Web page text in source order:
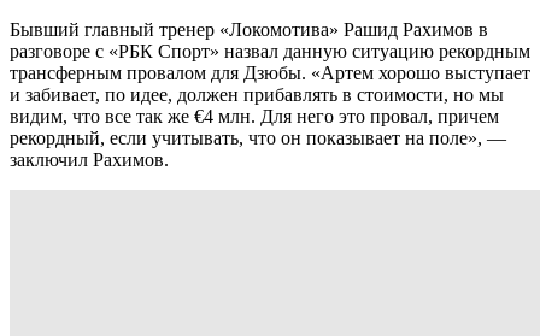
Бывший главный тренер «Локомотива» Рашид Рахимов в
разговоре с «РБК Спорт» назвал данную ситуацию рекордным
трансферным провалом для Дзюбы. «Артем хорошо выступает
и забивает, по идее, должен прибавлять в стоимости, но мы
видим, что все так же €4 млн. Для него это провал, причем
рекордный, если учитывать, что он показывает на поле», —
заключил Рахимов.